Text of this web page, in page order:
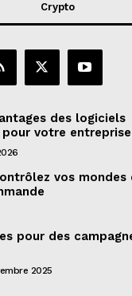
Crypto
des logiciels
votre entreprise
vos mondes
pour des
2025